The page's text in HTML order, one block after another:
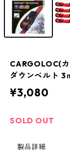
CARGOLOC(
ダウンベルト 3
¥3,080
SOLD OUT
製品詳細